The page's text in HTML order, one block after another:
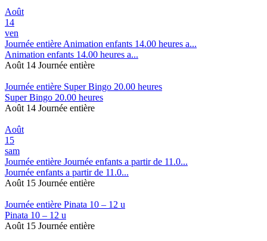
Août
14
ven
Journée entière Animation enfants 14.00 heures a...
Animation enfants 14.00 heures a...
Août 14 Journée entière
Journée entière Super Bingo 20.00 heures
Super Bingo 20.00 heures
Août 14 Journée entière
Août
15
sam
Journée entière Journée enfants a partir de 11.0...
Journée enfants a partir de 11.0...
Août 15 Journée entière
Journée entière Pinata 10 – 12 u
Pinata 10 – 12 u
Août 15 Journée entière